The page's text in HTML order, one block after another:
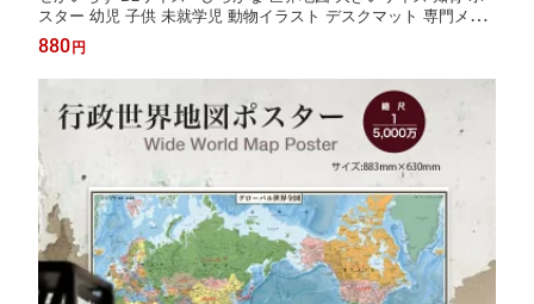
スター 幼児 子供 未就学児 動物イラスト デスクマット 専門メー
カー 初めての世界地図 知育玩具 入園祝い 誕生日プレゼント 日本
製
880 円